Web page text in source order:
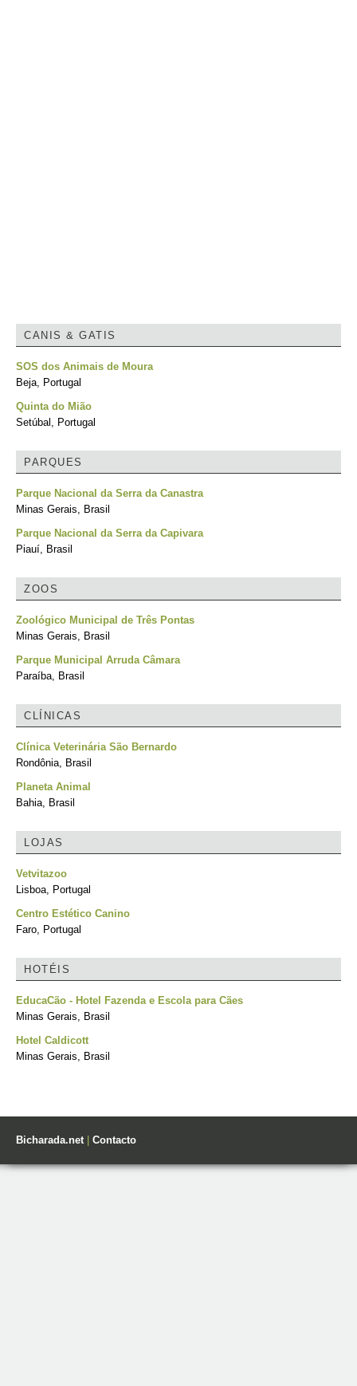
CANIS & GATIS
SOS dos Animais de Moura
Beja, Portugal
Quinta do Mião
Setúbal, Portugal
PARQUES
Parque Nacional da Serra da Canastra
Minas Gerais, Brasil
Parque Nacional da Serra da Capivara
Piauí, Brasil
ZOOS
Zoológico Municipal de Três Pontas
Minas Gerais, Brasil
Parque Municipal Arruda Câmara
Paraíba, Brasil
CLÍNICAS
Clínica Veterinária São Bernardo
Rondônia, Brasil
Planeta Animal
Bahia, Brasil
LOJAS
Vetvitazoo
Lisboa, Portugal
Centro Estético Canino
Faro, Portugal
HOTÉIS
EducaCão - Hotel Fazenda e Escola para Cães
Minas Gerais, Brasil
Hotel Caldicott
Minas Gerais, Brasil
Bicharada.net| Contacto